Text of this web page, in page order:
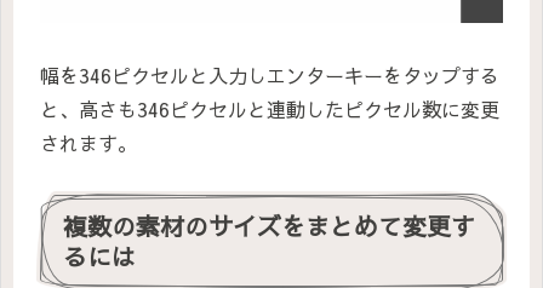
幅を346ピクセルと入力しエンターキーをタップする
と、高さも346ピクセルと連動したピクセル数に変更
されます。
複数の素材のサイズをまとめて変更す
るには